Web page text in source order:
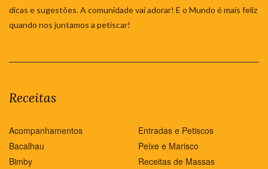
dicas e sugestões. A comunidade vai adorar! E o Mundo é mais feliz
quando nos juntamos a petiscar!
Receitas
Acompanhamentos
Bacalhau
Bimby
Entradas e Petiscos
Peixe e Marisco
Receitas de Massas